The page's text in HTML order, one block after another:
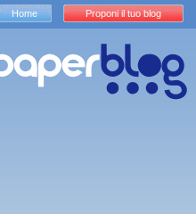
Home Proponi il tuo blog